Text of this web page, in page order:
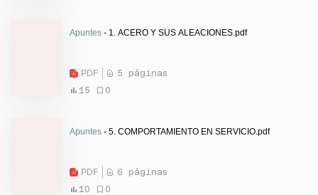
Apuntes - 1. ACERO Y SUS ALEACIONES.pdf
PDF
5 páginas
15
0
Apuntes - 5. COMPORTAMIENTO EN SERVICIO.pdf
PDF
6 páginas
10
0